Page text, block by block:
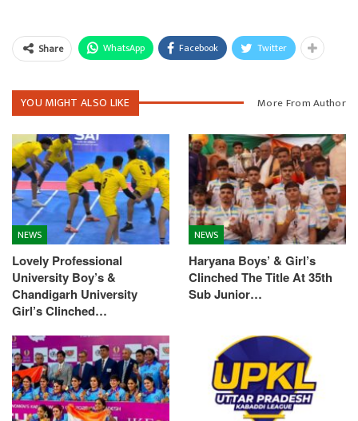
Share WhatsApp Facebook Twitter
YOU MIGHT ALSO LIKE More From Author
NEWS
Lovely Professional
University Boy’s &
Chandigarh University
Girl’s Clinched…
NEWS
Haryana Boys’ & Girl’s
Clinched The Title At 35th
Sub Junior…